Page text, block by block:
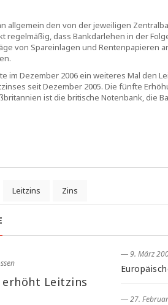
allgemein den von der jeweiligen
regelmäßig, dass Bankdarlehen in der
von Spareinlagen und Rentenpapieren
im Dezember 2006 ein weiteres Mal den
seit Dezember 2005. Die fünfte
ist die britische Notenbank, die
Leitzins Zins
Leitzins
― 9. März
― 27.